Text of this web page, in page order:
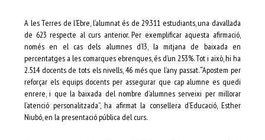
A les Terres de l’Ebre, l’alumnat és de 29.311 estudiants, una davallada
de 623 respecte al curs anterior. Per exemplificar aquesta afirmació,
només en el cas dels alumnes d’I3, la mitjana de baixada en
percentatges a les comarques ebrenques, és d’un 253%. Tot i això, hi ha
2.514 docents de tots els nivells, 46 més que l’any passat. “Apostem per
reforçar els equips docents per assegurar que cap alumne es quedi
enrere, i que la baixada del nombre d’alumnes serveixi per millorar
l’atenció personalitzada”, ha afirmat la consellera d’Educació, Esther
Niubó, en la presentació pública del curs.